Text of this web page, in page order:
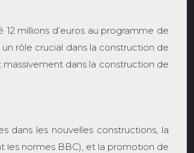
millions d’euros au programme de
rôle crucial dans la construction de
dans la construction de
dans les nouvelles constructions, la
les normes BBC), et la promotion de